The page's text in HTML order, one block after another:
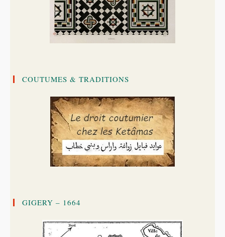
COUTUMES & TRADITIONS
GIGERY – 1664